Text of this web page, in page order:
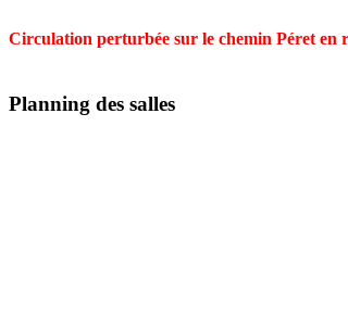
Circulation perturbée sur le chemin Péret en
Planning des salles